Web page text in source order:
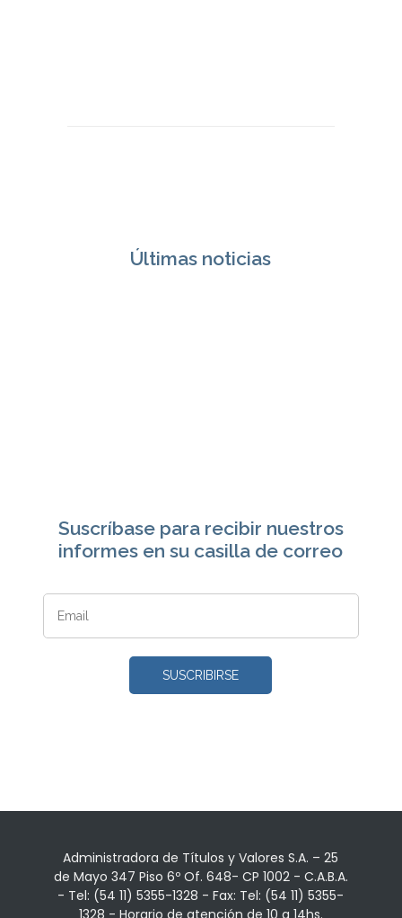
Últimas noticias
Suscríbase para recibir nuestros
informes en su casilla de correo
Administradora de Títulos y Valores S.A. – 25
de Mayo 347 Piso 6º Of. 648- CP 1002 - C.A.B.A.
- Tel: (54 11) 5355-1328 - Fax: Tel: (54 11) 5355-
1328 - Horario de atención de 10 a 14hs.